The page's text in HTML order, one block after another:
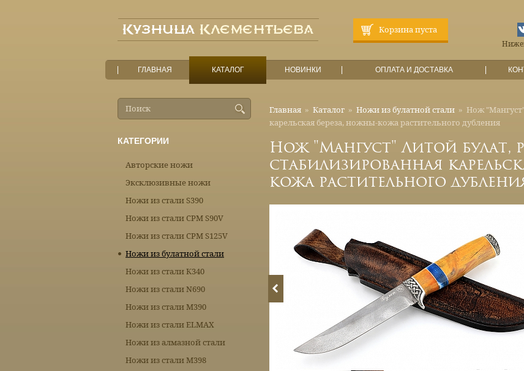
Корзина пуста
ГЛАВНАЯ КАТАЛОГ НОВИНКИ ОПЛАТА И ДОСТАВКА
Главная » Каталог » Ножи из булатной стали » Нож
карельская береза, ножны-кожа растительного дубления
Нож "Мангуст" Литой булат,
стабилизированная
кожа растительного
КАТЕГОРИИ
Авторские ножи
Эксклюзивные ножи
Ножи из стали S390
Ножи из стали CPM S90V
Ножи из стали CPM S125V
Ножи из булатной стали
Ножи из стали К340
Ножи из стали N690
Ножи из стали М390
Ножи из стали ELMAX
Ножи из алмазной стали
Ножи из стали М398